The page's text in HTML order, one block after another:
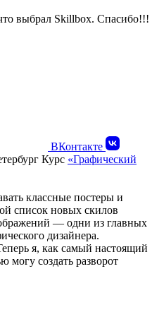
выбрал Skillbox. Спасибо!!!
ВКонтакте
Курс «Графический
классные постеры и
список новых скилов
— одни из главных
дизайнера.
я, как самый настоящий
могу создать разворот